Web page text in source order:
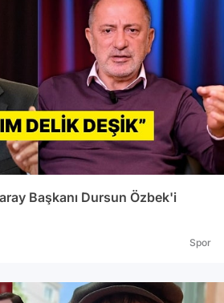
Başkanı Dursun Özbek'i
Spor